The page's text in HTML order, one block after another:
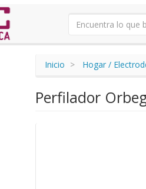
Inicio Hogar /
Perfilador